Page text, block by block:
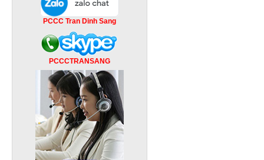
PCCC Tran Dinh Sang
PCCCTRANSANG